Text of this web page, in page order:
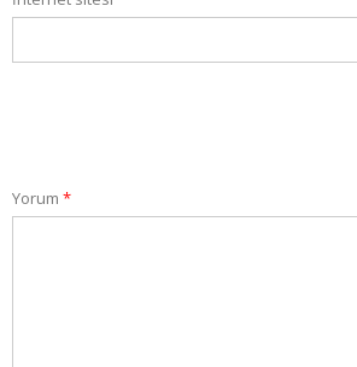
Yorum *